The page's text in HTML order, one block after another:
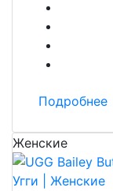
Подробнее
Женские